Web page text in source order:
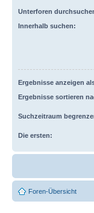
Unterforen
Innerhalb suchen:
Ergebnisse anzeigen
Ergebnisse sortieren
Suchzeitraum
Die ersten:
Foren-Übersicht